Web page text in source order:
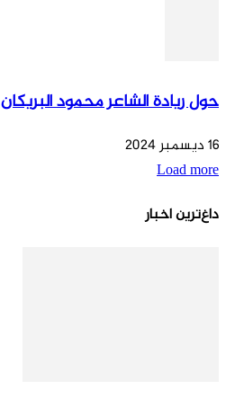
حول ريادة الشاعر محمود البريكان
16 ديسمبر 2024
Load more
داغ‌ترین اخبار